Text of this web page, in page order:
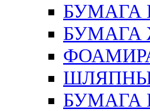
БУМАГА
БУМАГА
БУМАГА